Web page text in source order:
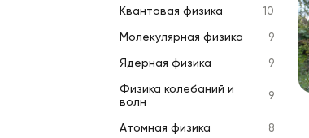
Квантовая физика 10
Молекулярная физика 9
Ядерная физика 9
Физика колебаний и
волн
9
Атомная физика 8